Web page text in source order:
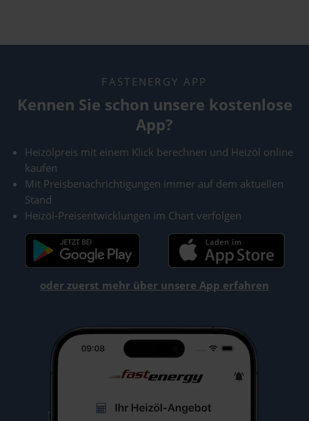
FASTENERGY APP
Kennen Sie schon unsere kostenlose
App?
Heizölpreis mit einem Klick berechnen und Heizöl online
kaufen
Mit Preisbenachrichtigungen immer auf dem aktuellen
Stand
Heizöl-Preisentwicklungen im Chart verfolgen
oder zuerst mehr über unsere App erfahren